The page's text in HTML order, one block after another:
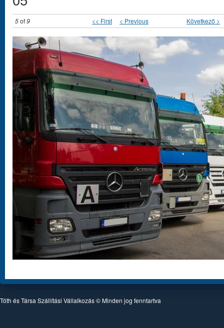
5of9 << First < Previous Következő >
Tóth és Társa Szállítási Vállalkozás © Minden jog fenntartva